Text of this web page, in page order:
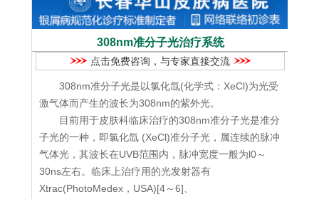
308nm准分子光治疗系统
点击免费咨询，与专家直接交流
308nm准分子光是以氯化氙(化学式：XeCl)为光受
激气体而产生的波长为308nm的紫外光。
目前用于皮肤科临床治疗的308nm准分子光是准分
子光的一种，即氯化氙 (XeCl)准分子光，属连续的脉冲
气体光，其波长在UVB范围内，脉冲宽度一般为l0～
30ns左右。临床上治疗用的光发射器有
Xtrac(PhotoMedex，USA)[4～6]、